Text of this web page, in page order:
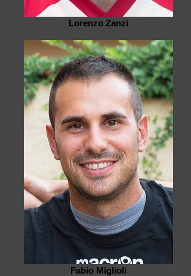
Lorenzo Zanzi
Fabio Miglioli